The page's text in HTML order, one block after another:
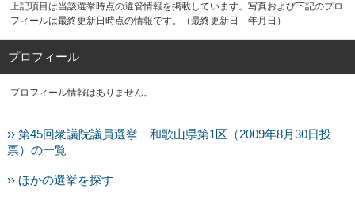
上記項目は当該選挙時点の選管情報を掲載しています。写真および下記のプロ
フィールは最終更新日時点の情報です。（最終更新日 年月日）
プロフィール
プロフィール情報はありません。
›› 第45回衆議院議員選挙 和歌山県第1区（2009年8月30日投
票）の一覧
›› ほかの選挙を探す